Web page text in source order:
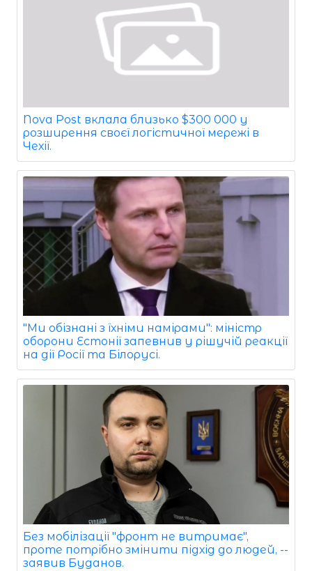
Nova Post вклала близько $300 000 у
розширення своєї логістичної мережі в
Чехії.
"Ми обізнані з їхніми намірами": міністр
оборони Естонії запевнив у рішучій реакції
на дії Росії та Білорусі.
Без мобілізації "фронт не витримає",
проте потрібно змінити підхід до людей, --
заявив Буданов.